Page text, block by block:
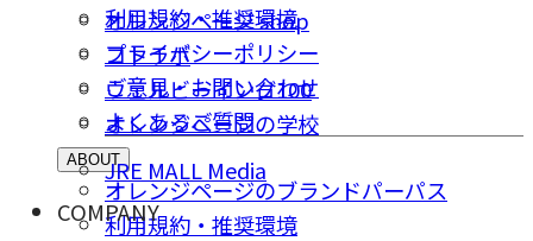
オレンジページ shop
コトラボ
ウェルビーイング100
オレンジページの学校
JRE MALL Media
利用規約・推奨環境
プライバシーポリシー
ご意⾒・お問い合わせ
よくあるご質問
ABOUT
オレンジページのブランドパーパス
利用規約・推奨環境
COMPANY